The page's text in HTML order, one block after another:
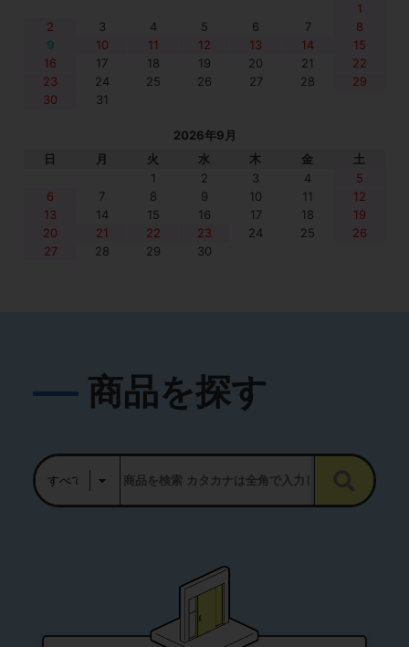
1
2
3 4 5 6 7
8
9
10 11 12 13 14
15
16
17 18 19 20 21
22
23
24 25 26 27 28
29
30
31
2026年9月
日
月 火 水 木 金
土
1
2 3 4
5
6
7 8 9 10 11
12
13
14 15 16 17 18
19
20
21 22 23 24 25
26
27
28 29 30
商品を探す